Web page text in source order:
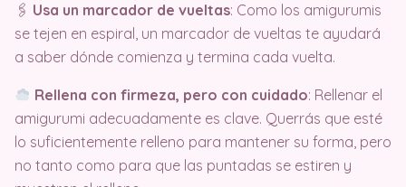
🖇 Usa un marcador de vueltas: Como los amigurumis
se tejen en espiral, un marcador de vueltas te ayudará
a saber dónde comienza y termina cada vuelta.
Rellena con firmeza, pero con cuidado: Rellenar el
amigurumi adecuadamente es clave. Querrás que esté
lo suficientemente relleno para mantener su forma, pero
no tanto como para que las puntadas se estiren y